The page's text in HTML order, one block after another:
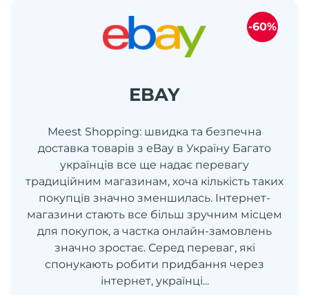
EBAY
Meest Shopping: швидка та безпечна
доставка товарів з eBay в Україну Багато
українців все ще надає перевагу
традиційним магазинам, хоча кількість таких
покупців значно зменшилась. Інтернет-
магазини стають все більш зручним місцем
для покупок, а частка онлайн-замовлень
значно зростає. Серед переваг, які
спонукають робити придбання через
інтернет, українці...
-60%